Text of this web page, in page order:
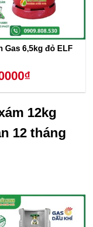
đỏ ELF
12kg
12 tháng